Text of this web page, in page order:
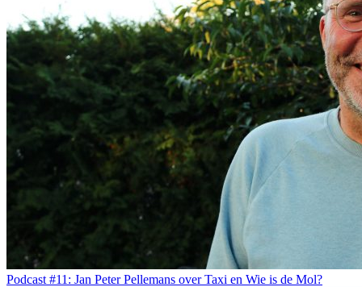
Podcast #11: Jan Peter Pellemans over Taxi en Wie is de Mol?